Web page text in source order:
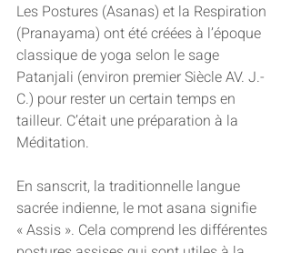
Les Postures (Asanas) et la Respiration
(Pranayama) ont été créées à l’époque
classique de yoga selon le sage
Patanjali (environ premier Siècle AV. J.-
C.) pour rester un certain temps en
tailleur. C’était une préparation à la
Méditation.
En sanscrit, la traditionnelle langue
sacrée indienne, le mot asana signifie
« Assis ». Cela comprend les différentes